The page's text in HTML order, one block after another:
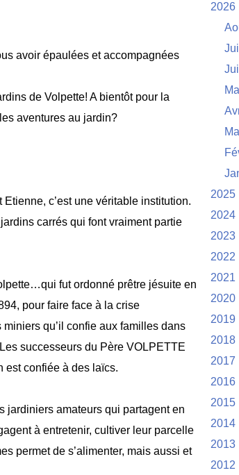
avoir épaulées et accompagnées
de Volpette! A bientôt pour la
aventures au jardin?
c’est une véritable institution.
carrés qui font vraiment partie
fut ordonné prêtre jésuite en
pour faire face à la crise
qu’il confie aux familles dans
successeurs du Père VOLPETTE
est confiée à des laïcs.
jardiniers amateurs qui partagent en
à entretenir, cultiver leur parcelle
permet de s’alimenter, mais aussi et
2026
2025
2024
2023
2022
2021
2020
2019
2018
2017
2016
2015
2014
2013
2012